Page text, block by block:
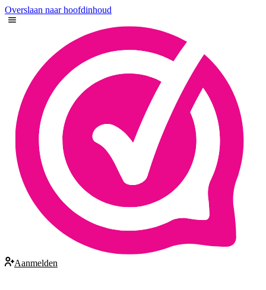
Overslaan naar hoofdinhoud
Aanmelden